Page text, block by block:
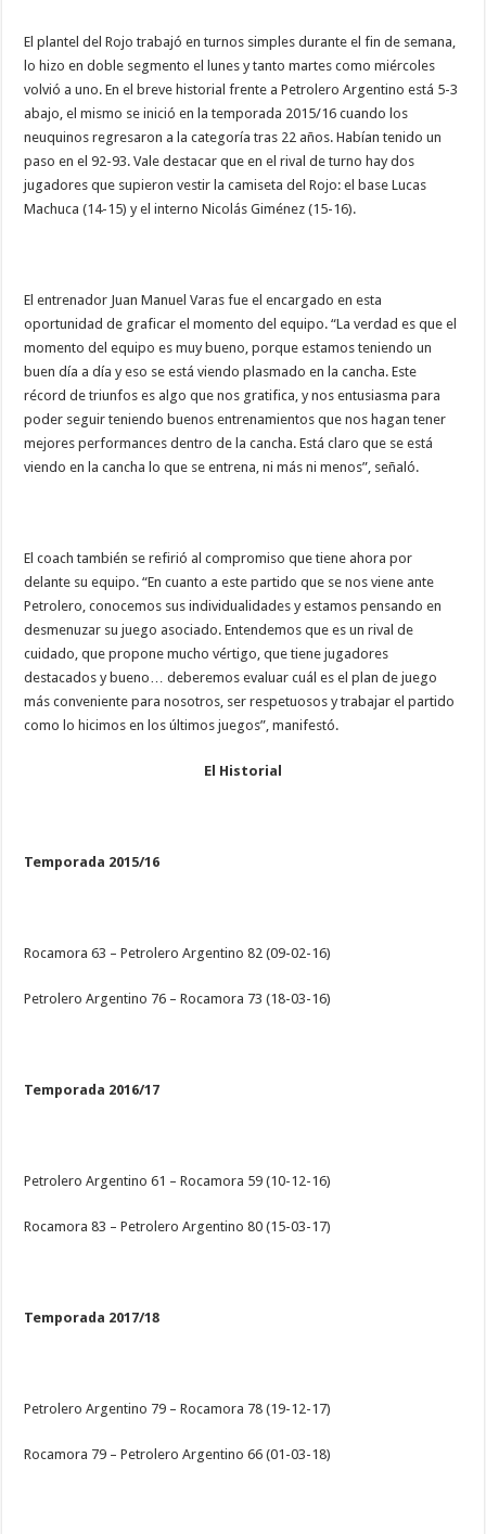
El plantel del Rojo trabajó en turnos simples durante el fin de semana,
lo hizo en doble segmento el lunes y tanto martes como miércoles
volvió a uno. En el breve historial frente a Petrolero Argentino está 5-3
abajo, el mismo se inició en la temporada 2015/16 cuando los
neuquinos regresaron a la categoría tras 22 años. Habían tenido un
paso en el 92-93. Vale destacar que en el rival de turno hay dos
jugadores que supieron vestir la camiseta del Rojo: el base Lucas
Machuca (14-15) y el interno Nicolás Giménez (15-16).
El entrenador Juan Manuel Varas fue el encargado en esta
oportunidad de graficar el momento del equipo. “La verdad es que el
momento del equipo es muy bueno, porque estamos teniendo un
buen día a día y eso se está viendo plasmado en la cancha. Este
récord de triunfos es algo que nos gratifica, y nos entusiasma para
poder seguir teniendo buenos entrenamientos que nos hagan tener
mejores performances dentro de la cancha. Está claro que se está
viendo en la cancha lo que se entrena, ni más ni menos”, señaló.
El coach también se refirió al compromiso que tiene ahora por
delante su equipo. “En cuanto a este partido que se nos viene ante
Petrolero, conocemos sus individualidades y estamos pensando en
desmenuzar su juego asociado. Entendemos que es un rival de
cuidado, que propone mucho vértigo, que tiene jugadores
destacados y bueno… deberemos evaluar cuál es el plan de juego
más conveniente para nosotros, ser respetuosos y trabajar el partido
como lo hicimos en los últimos juegos”, manifestó.
El Historial
Temporada 2015/16
Rocamora 63 – Petrolero Argentino 82 (09-02-16)
Petrolero Argentino 76 – Rocamora 73 (18-03-16)
Temporada 2016/17
Petrolero Argentino 61 – Rocamora 59 (10-12-16)
Rocamora 83 – Petrolero Argentino 80 (15-03-17)
Temporada 2017/18
Petrolero Argentino 79 – Rocamora 78 (19-12-17)
Rocamora 79 – Petrolero Argentino 66 (01-03-18)